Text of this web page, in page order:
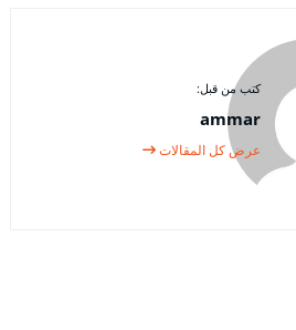
كتب من قبل:
ammar
عرض كل المقالات